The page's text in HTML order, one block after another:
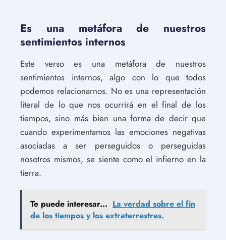
Es una metáfora de nuestros
sentimientos internos
Este verso es una metáfora de nuestros
sentimientos internos, algo con lo que todos
podemos relacionarnos. No es una representación
literal de lo que nos ocurrirá en el final de los
tiempos, sino más bien una forma de decir que
cuando experimentamos las emociones negativas
asociadas a ser perseguidos o perseguidas
nosotros mismos, se siente como el infierno en la
tierra.
Te puede interesar... La verdad sobre el fin
de los tiempos y los extraterrestres.